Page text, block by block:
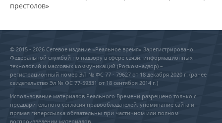
престолов»
© 2015 - 2026 Сетевое издание «Реальное время» Зарегистрировано
Федеральной службой по надзору в сфере связи, информационных
технологий и массовых коммуникаций (Роскомнадзор) –
регистрационный номер ЭЛ № ФС 77 - 79627 от 18 декабря 2020 г. (ранее
свидетельство Эл № ФС 77-59331 от 18 сентября 2014 г.)
Использование материалов Реального Времени разрешено только с
предварительного согласия правообладателей, упоминание сайта и
прямая гиперссылка обязательны при частичном или полном
воспроизведении материалов.